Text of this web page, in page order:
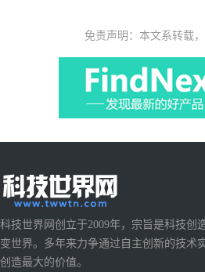
免责声明：本文系转载
科技世界网创立于2009年，宗旨是科技创
变世界。多年来力争通过自主创新的技术
创造最大的价值。